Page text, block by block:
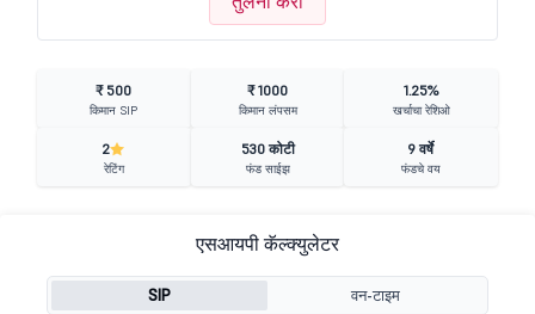
₹ 500
किमान SIP
₹ 1000
किमान लंपसम
1.25%
खर्चाचा रेशिओ
2
रेटिंग
530 कोटी
फंड साईझ
9 वर्षे
फंडचे वय
एसआयपी कॅल्क्युलेटर
SIP वन-टाइम